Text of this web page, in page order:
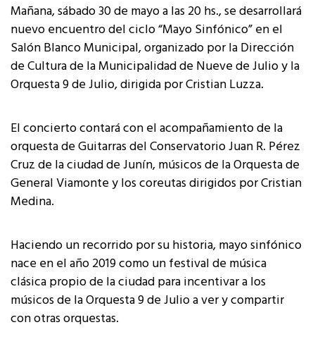
Mañana, sábado 30 de mayo a las 20 hs., se desarrollará
nuevo encuentro del ciclo “Mayo Sinfónico” en el
Salón Blanco Municipal, organizado por la Dirección
de Cultura de la Municipalidad de Nueve de Julio y la
Orquesta 9 de Julio, dirigida por Cristian Luzza.
El concierto contará con el acompañamiento de la
orquesta de Guitarras del Conservatorio Juan R. Pérez
Cruz de la ciudad de Junín, músicos de la Orquesta de
General Viamonte y los coreutas dirigidos por Cristian
Medina.
Haciendo un recorrido por su historia, mayo sinfónico
nace en el año 2019 como un festival de música
clásica propio de la ciudad para incentivar a los
músicos de la Orquesta 9 de Julio a ver y compartir
con otras orquestas.